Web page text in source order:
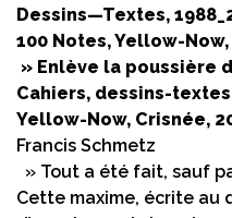
Dessins—Textes,
100 Notes, Yellow-
» Enlève la poussière
Cahiers, dessins-
Yellow-Now, Crisnée,
Francis Schmetz
» Tout a été fait, sauf
Cette maxime, écrite au